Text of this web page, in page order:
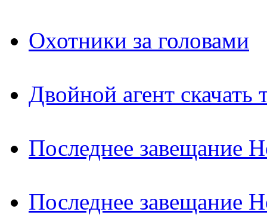
Охотники за головами
Двойной агент скачать
Последнее завещание
Последнее завещание